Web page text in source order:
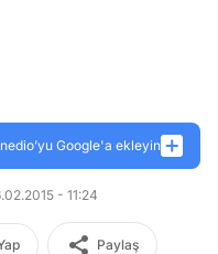
Google'a ekleyin
- 11:24
Paylaş